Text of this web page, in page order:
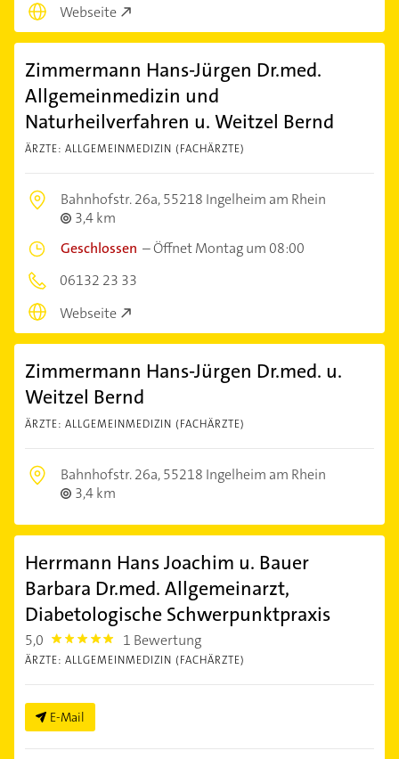
Webseite
Zimmermann Hans-Jürgen Dr.med.
Allgemeinmedizin und
Naturheilverfahren u. Weitzel Bernd
ÄRZTE: ALLGEMEINMEDIZIN (FACHÄRZTE)
Bahnhofstr. 26a,55218 Ingelheim am Rhein
3,4 km
Geschlossen –Öffnet Montag um 08:00
06132 23 33
Webseite
Zimmermann Hans-Jürgen Dr.med. u.
Weitzel Bernd
ÄRZTE: ALLGEMEINMEDIZIN (FACHÄRZTE)
Bahnhofstr. 26a,55218 Ingelheim am Rhein
3,4 km
Herrmann Hans Joachim u. Bauer
Barbara Dr.med. Allgemeinarzt,
Diabetologische Schwerpunktpraxis
5,0 5.0 1 Bewertung
ÄRZTE: ALLGEMEINMEDIZIN (FACHÄRZTE)
E-Mail